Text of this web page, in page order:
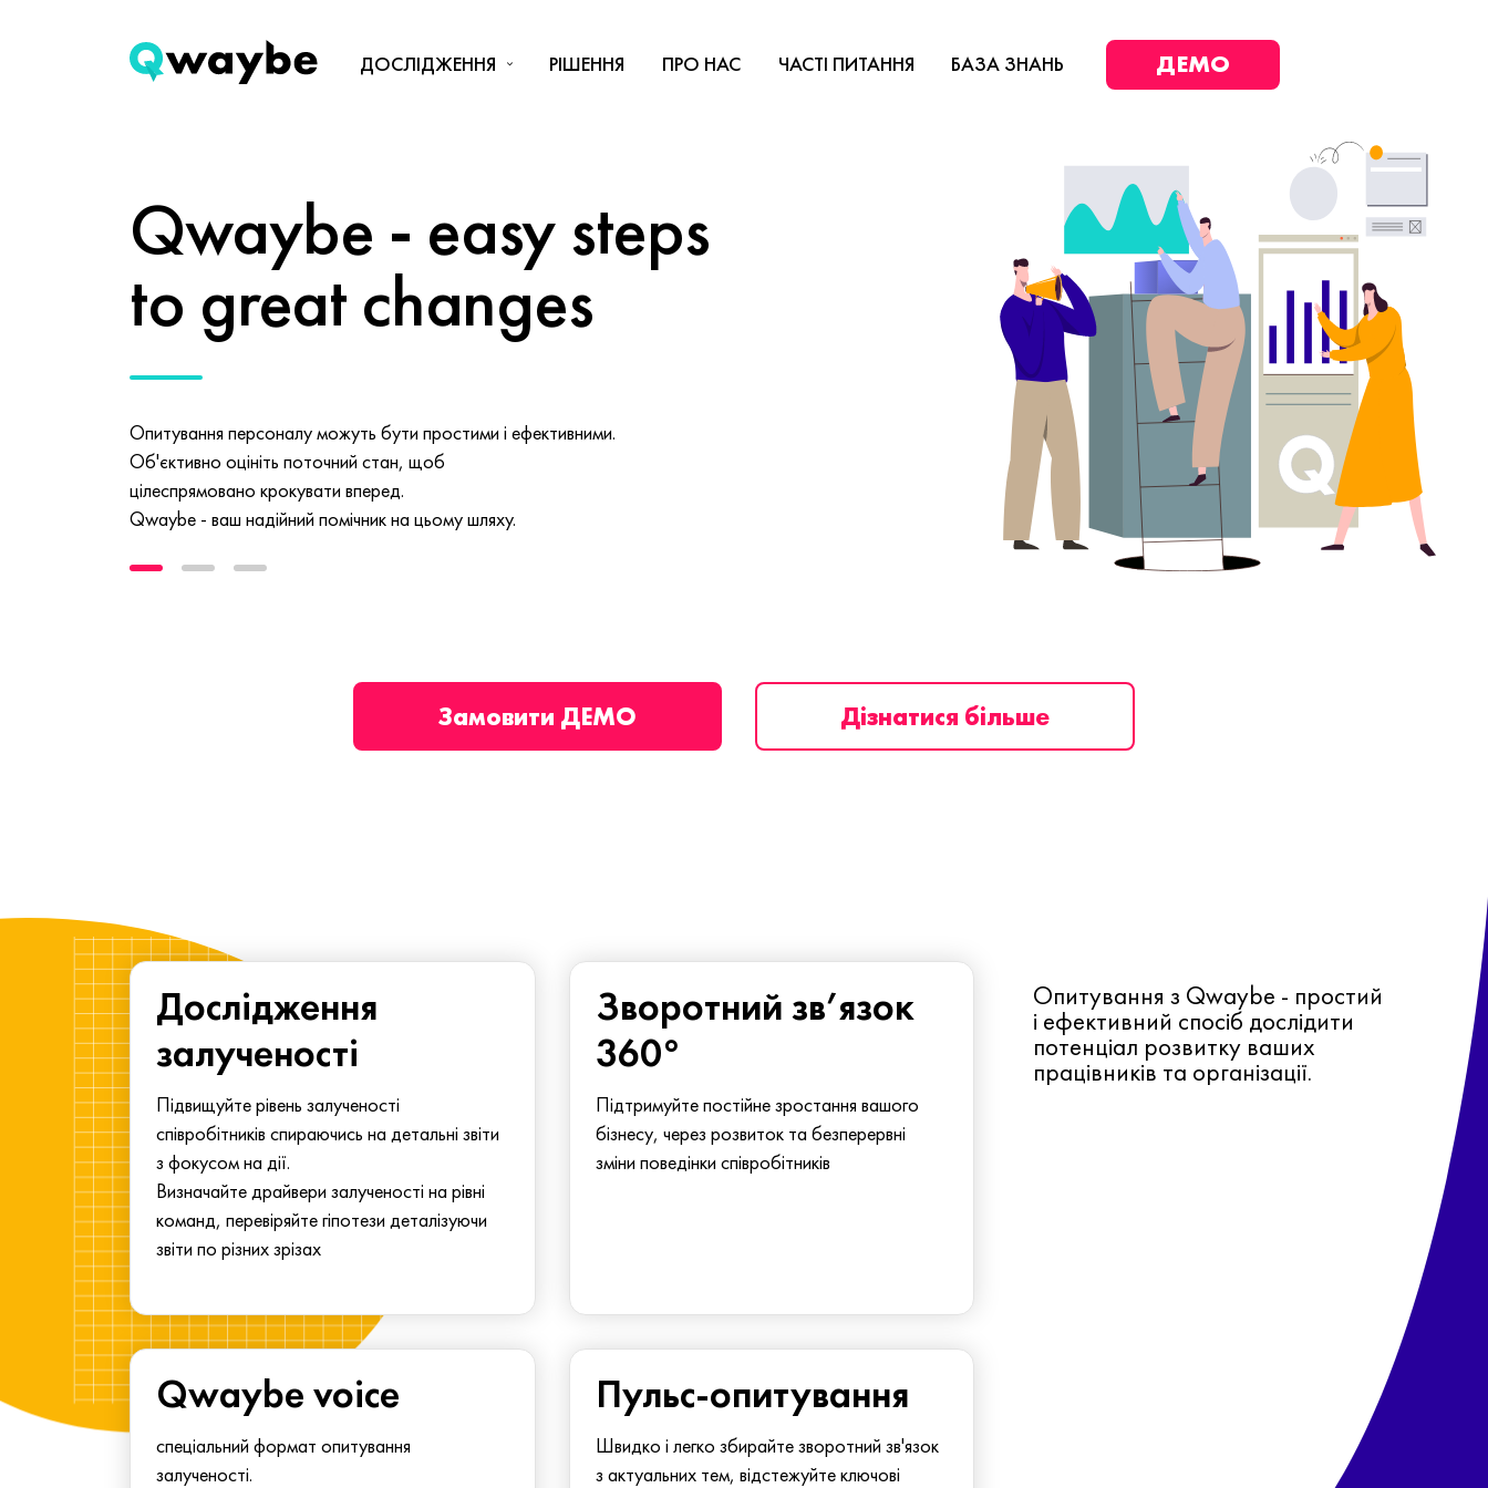
ДОСЛІДЖЕННЯ РІШЕННЯ ПРО НАС ЧАСТІ ПИТАННЯ БАЗА ЗНАНЬ ДЕМО
Qwaybe - easy steps
to great changes
Опитування персоналу можуть бути простими і ефективними.
Об'єктивно оцініть поточний стан, щоб
цілеспрямовано крокувати вперед.
Qwaybe - ваш надійний помічник на цьому шляху.
Замовити ДЕМО Дізнатися більше
Дослідження
залученості
Підвищуйте рівень залученості
співробітників спираючись на детальні звіти
з фокусом на дії.
Визначайте драйвери залученості на рівні
команд, перевіряйте гіпотези деталізуючи
звіти по різних зрізах
Зворотний зв’язок
360°
Підтримуйте постійне зростання вашого
бізнесу, через розвиток та безперервні
зміни поведінки співробітників
Опитування з Qwaybe - простий
і ефективний спосіб дослідити
потенціал розвитку ваших
працівників та організації.
Qwaybe voice
спеціальний формат опитування
залученості.
Пульс-опитування
Швидко і легко збирайте зворотний зв'язок
з актуальних тем, відстежуйте ключові